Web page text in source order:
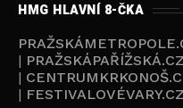
HMG HLAVNÍ 8-ČKA
| PRAŽSKÁPAŘÍŽSKÁ.CZ
|
| FESTIVALOVÉVARY.CZ